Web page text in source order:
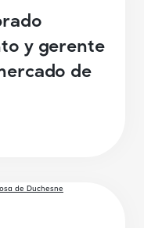
y gerente
de